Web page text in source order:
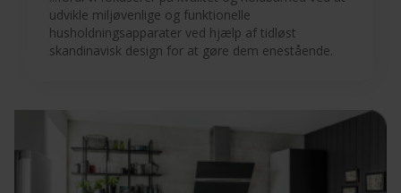
90 FN
udvikle miljøvenlige og funktionelle
husholdningsapparater ved hjælp af tidløst
skandinavisk design for at gøre dem enestående.